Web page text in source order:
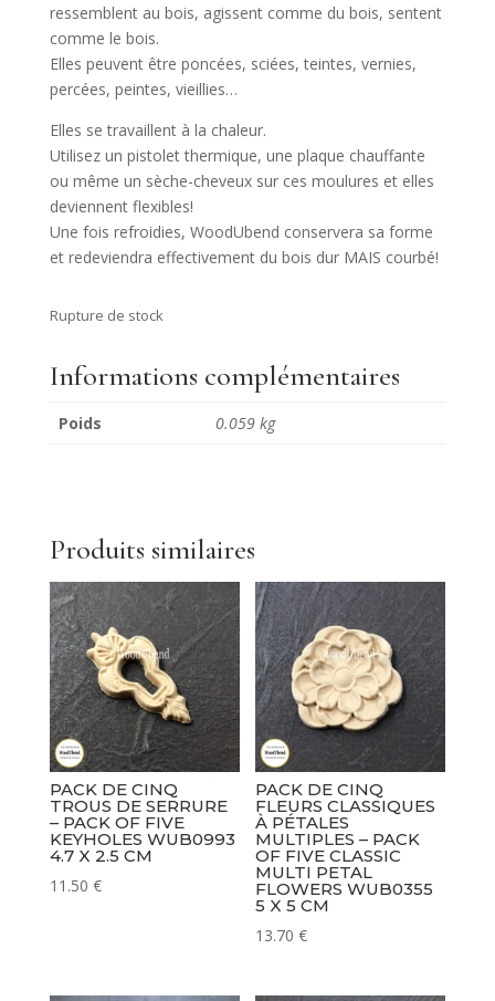
ressemblent au bois, agissent comme du bois, sentent
comme le bois.
Elles peuvent être poncées, sciées, teintes, vernies,
percées, peintes, vieillies…
Elles se travaillent à la chaleur.
Utilisez un pistolet thermique, une plaque chauffante
ou même un sèche-cheveux sur ces moulures et elles
deviennent flexibles!
Une fois refroidies, WoodUbend conservera sa forme
et redeviendra effectivement du bois dur MAIS courbé!
Rupture de stock
Informations complémentaires
Poids 0.059 kg
Produits similaires
PACK DE CINQ
TROUS DE SERRURE
– PACK OF FIVE
KEYHOLES WUB0993
4.7 X 2.5 CM
11.50 €
PACK DE CINQ
FLEURS CLASSIQUES
À PÉTALES
MULTIPLES – PACK
OF FIVE CLASSIC
MULTI PETAL
FLOWERS WUB0355
5 X 5 CM
13.70€